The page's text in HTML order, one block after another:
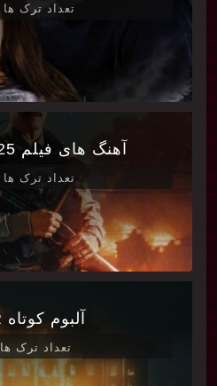
تعداد ترک ها 12
آهنگ های فیلم Normal 2025
تعداد ترک ها 16
آلبوم کوتاه FEAR
تعداد ترک ها 6